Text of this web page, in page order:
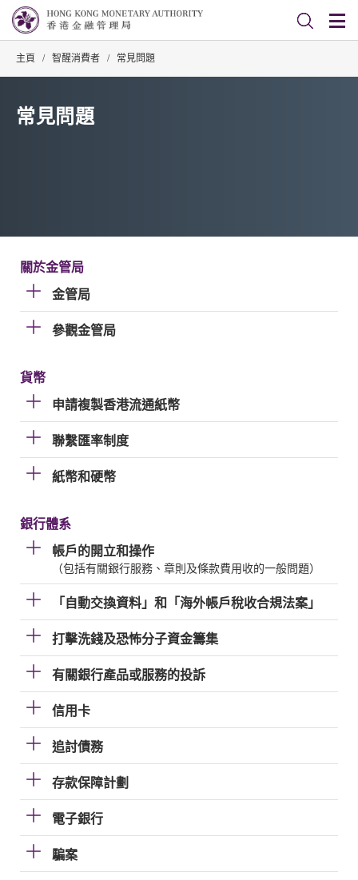
主頁 / 智醒消費者 / 常見問題
常見問題
關於金管局
金管局
參觀金管局
貨幣
申請複製香港流通紙幣
聯繫匯率制度
紙幣和硬幣
銀行體系
帳戶的開立和操作
（包括有關銀行服務、章則及條款費用收的一般問題）
「自動交換資料」和「海外帳戶稅收合規法案」
打擊洗錢及恐怖分子資金籌集
有關銀行產品或服務的投訴
信用卡
追討債務
存款保障計劃
電子銀行
騙案